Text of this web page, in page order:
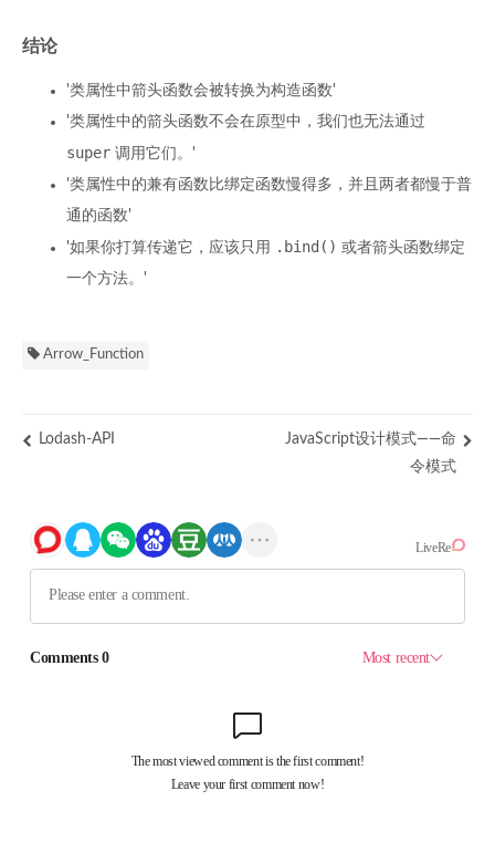
结论
'类属性中箭头函数会被转换为构造函数'
'类属性中的箭头函数不会在原型中，我们也无法通过
super 调用它们。'
'类属性中的兼有函数比绑定函数慢得多，并且两者都慢于普
通的函数'
'如果你打算传递它，应该只用 .bind() 或者箭头函数绑定
一个方法。'
Arrow_Function
Lodash-API
JavaScript设计模式——命
令模式